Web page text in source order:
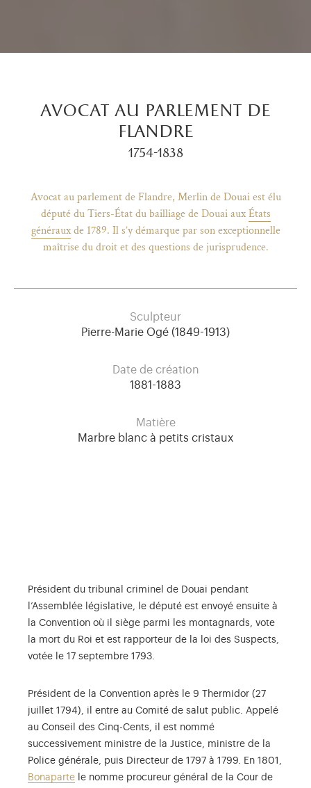
onglet)
nouvel onglet)
fenêtre modale)
de l'application (ouverture dans un nouvel onglet)
avocat au parlement de
flandre
1754-1838
Avocat au parlement de Flandre, Merlin de Douai est élu
député du Tiers-État du bailliage de Douai auxÉtats
générauxde 1789. Il s’y démarque par son exceptionnelle
maîtrise du droit et des questions de jurisprudence.
Sculpteur
Pierre-Marie Ogé (1849-1913)
Date de création
1881-1883
Matière
Marbre blanc à petits cristaux
Président du tribunal criminel de Douai pendant
l’Assemblée législative, le député est envoyé ensuite à
la Convention où il siège parmi les montagnards, vote
la mort du Roi et est rapporteur de la loi des Suspects,
votée le 17 septembre 1793.
Président de la Convention après le 9 Thermidor (27
juillet 1794), il entre au Comité de salut public. Appelé
au Conseil des Cinq-Cents, il est nommé
successivement ministre de la Justice, ministre de la
Police générale, puis Directeur de 1797 à 1799. En 1801,
Bonaparte le nomme procureur général de la Cour de